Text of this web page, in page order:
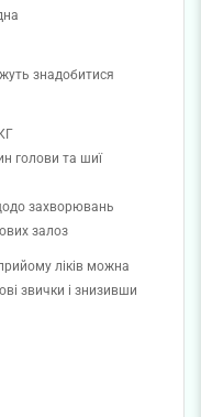
знадобитися
голови та шиї
захворювань
залоз
ліків можна
звички і знизивши